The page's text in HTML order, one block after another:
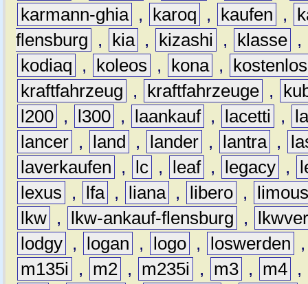
karmann-ghia , karoq , kaufen ,
flensburg
, kia , kizashi , klasse ,
kodiaq
, koleos , kona ,
kostenlos
kraftfahrzeug
, kraftfahrzeuge ,
l200 , l300 , laankauf , lacetti ,
lancer , land , lander , lantra ,
laverkaufen
, lc , leaf , legacy ,
lexus
, lfa , liana , libero ,
lkw , lkw-ankauf-flensburg ,
lodgy , logan , logo , loswerden
m135i
, m2 , m235i , m3 , m4 ,